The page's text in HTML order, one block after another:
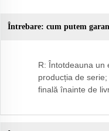
Întrebare: cum putem
R: Întotdeauna un
producția de
finală înainte de